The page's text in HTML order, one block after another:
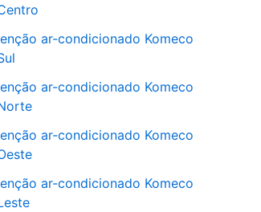
ar-condicionado Komeco
ar-condicionado Komeco
ar-condicionado Komeco
ar-condicionado Komeco